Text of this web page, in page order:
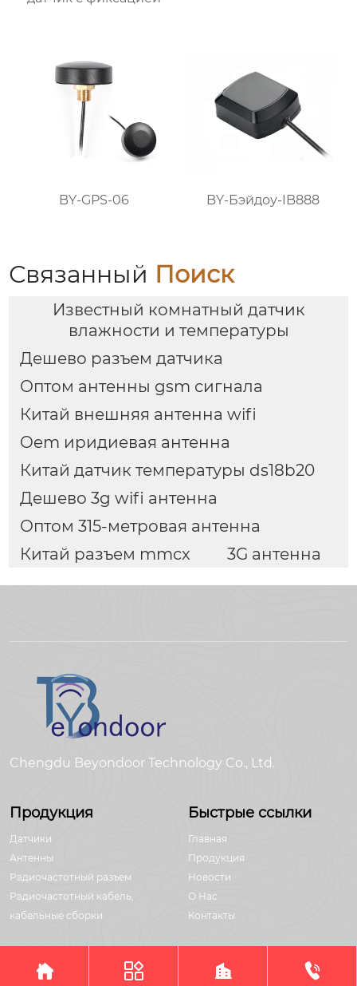
BY-GPS-06 BY-Бэйдоу-IB888
Связанный Поиск
Известный комнатный датчик
влажности и температуры
Дешево разъем датчика
Оптом антенны gsm сигнала
Китай внешняя антенна wifi
Oem иридиевая антенна
Китай датчик температуры ds18b20
Дешево 3g wifi антенна
Оптом 315-метровая антенна
Китай разъем mmcx
3G антенна
Chengdu Beyondoor Technology Co., Ltd.
Продукция
Датчики
Антенны
Радиочастотный разъем
Радиочастотный кабель,
кабельные сборки
Быстрые ссылки
Главная
Продукция
Новости
О Hас
Контакты
   